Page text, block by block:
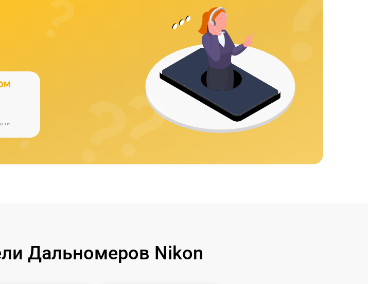
Дальномеров Nikon